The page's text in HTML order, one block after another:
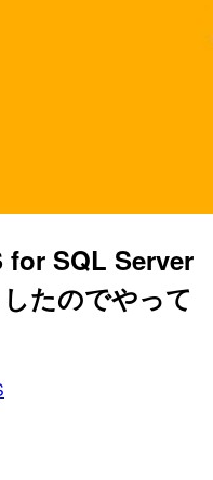
for SQL Server
たのでやって